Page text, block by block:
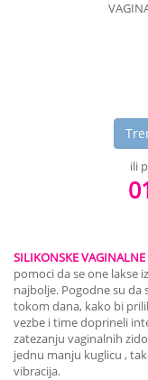
ili
SILIKONSKE VAGINALNE
pomoci da se one lakse
najbolje. Pogodne su
tokom dana, kako bi
vezbe i time doprineli
zatezanju vaginalnih
jednu manju kuglicu ,
vibracija.